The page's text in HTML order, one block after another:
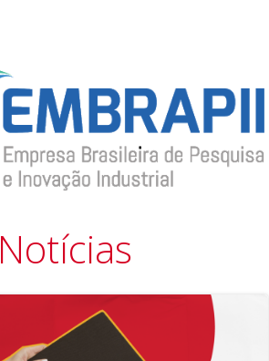
Notícias